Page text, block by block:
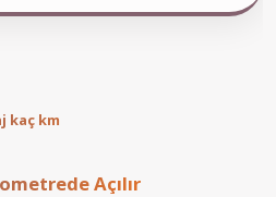
kaç km
Açılır